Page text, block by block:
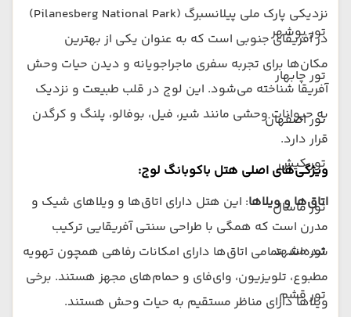
تور بوشهر
تور چابهار
تور اصفهان
تور کیش
تور ماسال
تور مشهد
تور قشم
نزدیکی پارک ملی پیلانسبرگ (Pilanesberg National Park)
در آفریقای جنوبی است که به عنوان یکی از بهترین
مکان‌ها برای تجربه سفری ماجراجویانه و دیدن حیات وحش
آفریقا شناخته می‌شود. این لوج در قلب طبیعت و نزدیک
به حیوانات وحشی مانند شیر، فیل، بوفالو، پلنگ و کرگدن
قرار دارد.
ویژگی‌های اصلی هتل باکوبانگ لوج:
اتاق‌ها و ویلاها: این هتل دارای اتاق‌ها و ویلاهای شیک و
مدرن است که همگی با طراحی سنتی آفریقایی ترکیب
شده‌اند. تمامی اتاق‌ها دارای امکانات رفاهی همچون تهویه
مطبوع، تلویزیون، وای‌فای و حمام‌های مجهز هستند. برخی
ویلاها دارای مناظر مستقیم به حیات وحش هستند.